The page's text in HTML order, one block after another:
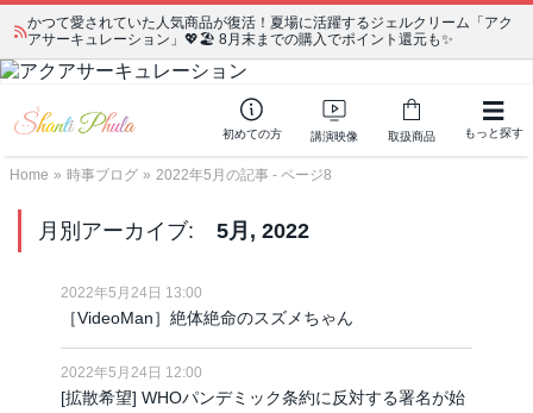
かつて愛されていた人気商品が復活！夏場に活躍するジェルクリーム「アク
アサーキュレーション」💖🏖️ 8月末までの購入でポイント還元も✨
初めての方 講演映像 取扱商品 もっと探す
Home » 時事ブログ » 2022年5月の記事 - ページ8
月別アーカイブ: 5月, 2022
2022年5月24日 13:00
［VideoMan］絶体絶命のスズメちゃん
2022年5月24日 12:00
[拡散希望] WHOパンデミック条約に反対する署名が始